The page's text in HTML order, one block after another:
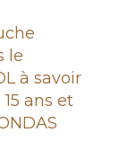
le
à savoir
ans et